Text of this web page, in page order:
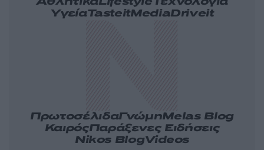
ΥγείαTasteitMediaDriveit
ΠρωτοσέλιδαΓνώμηMelas Blog
ΚαιρόςΠαράξενες Ειδήσεις
Nikos BlogVideos